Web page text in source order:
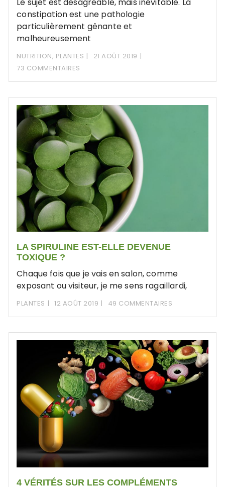
constipation est une pathologie
particulièrement gênante et
malheureusement
NUTRITION, PLANTES
21 AOÛT 2019
73 COMMENTAIRES
LA SPIRULINE EST-ELLE DEVENUE
TOXIQUE ?
Chaque fois que je vais en salon, comme
exposant ou visiteur, je me sens ragaillardi,
PLANTES 12 AOÛT 2019 49 COMMENTAIRES
4 VÉRITÉS SUR LES COMPLÉMENTS